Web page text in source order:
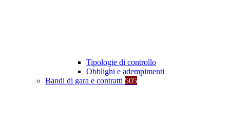
Tipologie di controllo
Obblighi e adempimenti
Bandi di gara e contratti 505